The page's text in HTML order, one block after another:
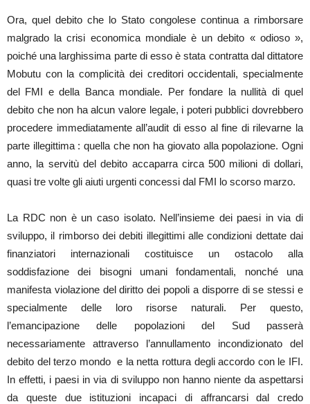
Ora, quel debito che lo Stato congolese continua a rimborsare
malgrado la crisi economica mondiale è un debito « odioso »,
poiché una larghissima parte di esso è stata contratta dal dittatore
Mobutu con la complicità dei creditori occidentali, specialmente
del FMI e della Banca mondiale. Per fondare la nullità di quel
debito che non ha alcun valore legale, i poteri pubblici dovrebbero
procedere immediatamente all’audit di esso al fine di rilevarne la
parte illegittima : quella che non ha giovato alla popolazione. Ogni
anno, la servitù del debito accaparra circa 500 milioni di dollari,
quasi tre volte gli aiuti urgenti concessi dal FMI lo scorso marzo.
La RDC non è un caso isolato. Nell’insieme dei paesi in via di
sviluppo, il rimborso dei debiti illegittimi alle condizioni dettate dai
finanziatori internazionali costituisce un ostacolo alla
soddisfazione dei bisogni umani fondamentali, nonché una
manifesta violazione del diritto dei popoli a disporre di se stessi e
specialmente delle loro risorse naturali. Per questo,
l’emancipazione delle popolazioni del Sud passerà
necessariamente attraverso l’annullamento incondizionato del
debito del terzo mondo e la netta rottura degli accordo con le IFI.
In effetti, i paesi in via di sviluppo non hanno niente da aspettarsi
da queste due istituzioni incapaci di affrancarsi dal credo